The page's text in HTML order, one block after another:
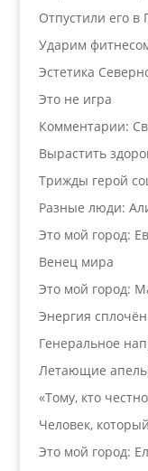
Отпустили его в
Ударим
Эстетика
Это не игра
Комментарии:
Вырастить
Трижды герой
Разные люди:
Это мой город:
Венец мира
Это мой город:
Энергия
Генеральное
Летающие
«Тому, кто
Человек,
Это мой город: